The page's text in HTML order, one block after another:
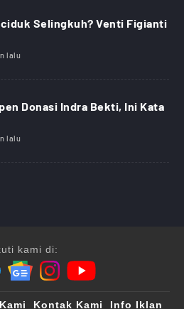
Selingkuh? Venti Figianti
lalu
Donasi Indra Bekti, Ini Kata
lalu
kami di:
Kontak Kami Info Iklan